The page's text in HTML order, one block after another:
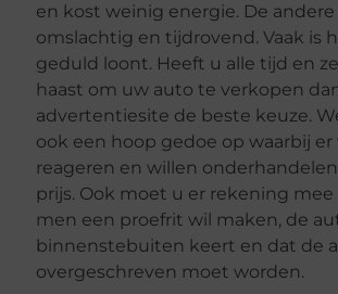
en kost weinig energie. De andere
omslachtig en tijdrovend. Vaak is
geduld loont. Heeft u alle tijd en
haast om uw auto te verkopen
advertentiesite de beste keuze.
ook een hoop gedoe op waarbij er
reageren en willen
prijs. Ook moet u er rekening
men een proefrit wil maken, de
binnenstebuiten keert en dat de
overgeschreven moet worden.